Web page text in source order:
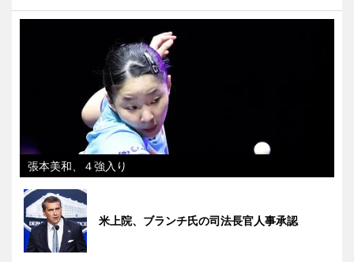
張本美和、４強入り
米上院、ブランチ氏の司法長官人事承認